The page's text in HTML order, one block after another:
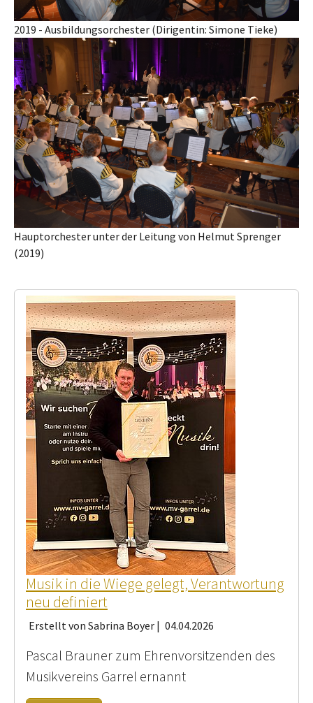
2019 - Ausbildungsorchester (Dirigentin: Simone Tieke)
Hauptorchester unter der Leitung von Helmut Sprenger
(2019)
Musik in die Wiege gelegt, Verantwortung
neu definiert
Erstellt von Sabrina Boyer | 04.04.2026
Pascal Brauner zum Ehrenvorsitzenden des
Musikvereins Garrel ernannt